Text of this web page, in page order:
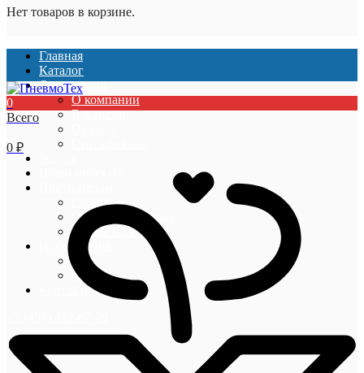
Нет товаров в корзине.
Главная
Каталог
О компании
О компании
Вакансии
Гарантии
Оплата и доставка
Акции и скидки
Информация
Блог
Новости
Контакты
0
Всего
0 ₽